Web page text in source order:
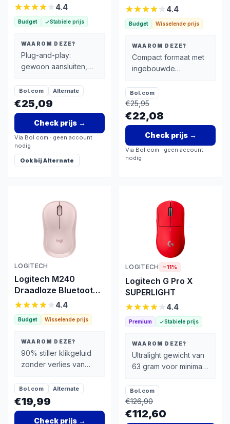
4.4
Budget Stabiele prijs
WAAROM DEZE?
Plug-and-play:
gewoon aansluiten,
instellingen nodig
Bol.com Alternate
€25,09
Check prijs→
Via Bol.com · geen account
nodig
Ook bijAlternate
ingebouwde
microfoon
4.4
Budget Wisselende prijs
WAAROM DEZE?
Compact formaat met
ingebouwde
Bol.com
€25,95
€22,08
Check prijs→
Via Bol.com · geen account
nodig
LOGITECH
Logitech M240
Draadloze Bluetooth
Muis - Stil & Compact
4.4
Budget Wisselende prijs
WAAROM DEZE?
90% stiller klikgeluid
zonder verlies van
Bol.com Alternate
€19,99
Check prijs→
LOGITECH −11%
Logitech G Pro X
SUPERLIGHT
4.4
Premium Stabiele prijs
WAAROM DEZE?
Ultralight gewicht van
63 gram voor minimale
snellere
muisbewegingen
Bol.com
€126,90
€112,60